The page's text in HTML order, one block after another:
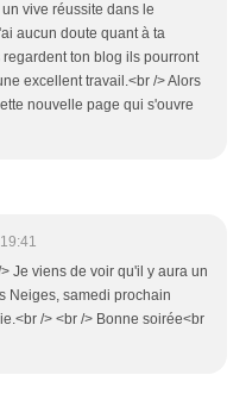
vive réussite dans le
aucun doute quant à ta
ton blog ils pourront
excellent travail.<br /> Alors
nouvelle page qui s'ouvre
Je viens de voir qu'il y aura un
Neiges, samedi prochain
/> <br /> Bonne soirée<br